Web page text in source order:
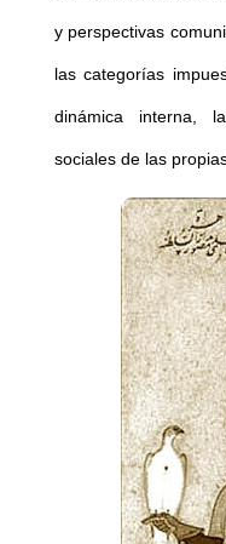
y perspectivas
las categorías
dinámica interna,
sociales de las